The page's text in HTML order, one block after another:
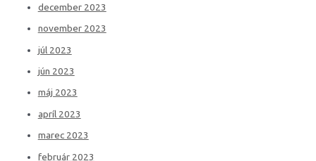
december 2023
november 2023
júl 2023
jún 2023
máj 2023
apríl 2023
marec 2023
február 2023